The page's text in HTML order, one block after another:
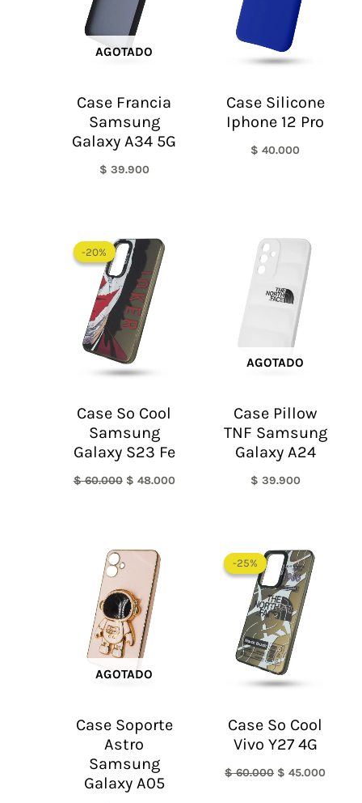
AGOTADO
Case Francia
Samsung
Galaxy A34 5G
$ 39.900
Case Silicone
Iphone 12 Pro
$ 40.000
-20%
-20%
Case So Cool
Samsung
Galaxy S23 Fe
$60.000
precio
original
era:
$ 60.000.
$ 48.000
AGOTADO
Case Pillow
TNF Samsung
Galaxy A24
$ 39.900
AGOTADO
Case Soporte
Astro
Samsung
Galaxy A05
-25%
-25%
Case So Cool
Vivo Y27 4G
$60.000
precio
original
era:
$ 60.000.
$ 45.000